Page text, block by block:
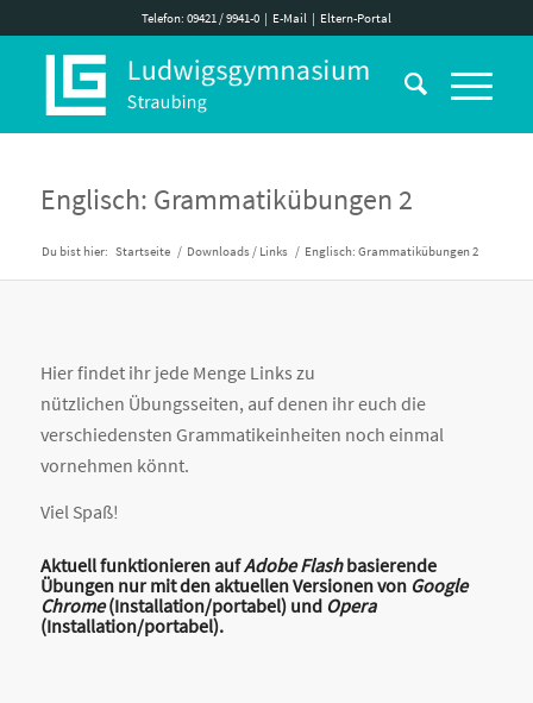
Telefon: 09421 / 9941-0| E-Mail| Eltern-Portal
Englisch: Grammatikübungen 2
Du bist hier: Startseite / Downloads / Links / Englisch: Grammatikübungen 2
Hier findet ihr jede Menge Links zu
nützlichen Übungsseiten, auf denen ihr euch die
verschiedensten Grammatikeinheiten noch einmal
vornehmen könnt.
Viel Spaß!
Aktuell funktionieren aufAdobe Flashbasierende
Übungen nur mit den aktuellen Versionen von Google
Chrome(Installation/portabel) und Opera
(Installation/portabel).